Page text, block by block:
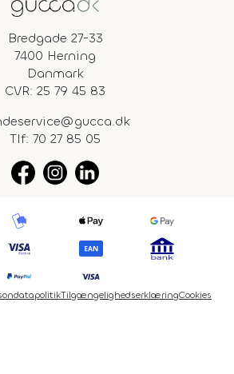
Bredgade 27-33
7400 Herning
Danmark
CVR: 25 79 45 83
Tlf: 70 27 85 05
TilgængelighedserklæringCookies